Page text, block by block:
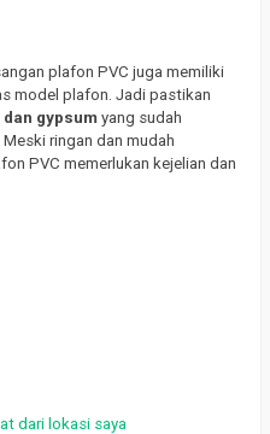
plafon PVC juga memiliki
model plafon. Jadi pastikan
gypsum yang sudah
ringan dan mudah
PVC memerlukan kejelian dan
dari lokasi saya